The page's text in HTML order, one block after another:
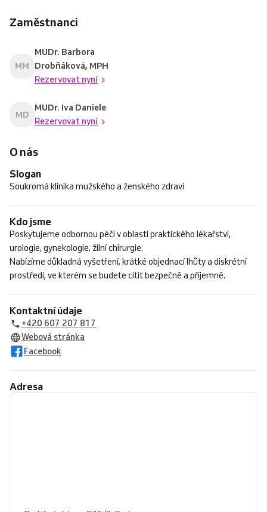
Zaměstnanci
MM
MUDr. Barbora
Drobňáková, MPH
Rezervovat nyní
MD
MUDr. Iva Daniele
Rezervovat nyní
O nás
Slogan
Soukromá klinika mužského a ženského zdraví
Kdo jsme
Poskytujeme odbornou péči v oblasti praktického lékařství,
urologie, gynekologie, žilní chirurgie.
Nabízíme důkladná vyšetření, krátké objednací lhůty a diskrétní
prostředí, ve kterém se budete cítit bezpečně a příjemně.
Kontaktní údaje
+420 607 207 817
Webová stránka
Facebook
Adresa